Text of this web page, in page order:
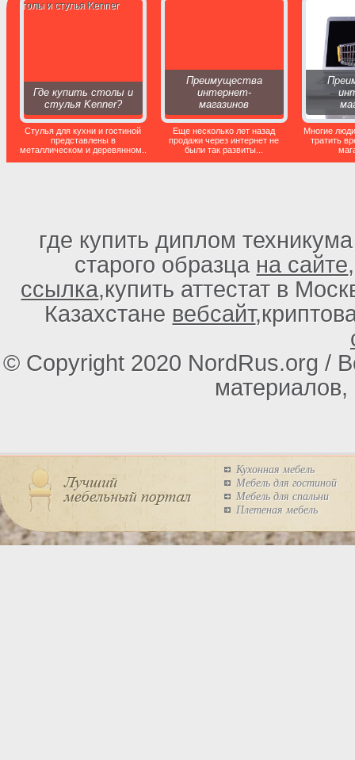
Где купить столы и
стулья Kenner?
Стулья для кухни и гостиной
представлены в
металлическом и деревянном..
Преимущества
интернет-
магазинов
Еще несколько лет назад
продажи через интернет не
были так развиты...
Многие
тратить
где купить диплом
старого образца на сайте
ссылка,купить аттестат в
Казахстане вебсайт
© Copyright 2020 NordRus.org /
материалов,
Кухонная мебель
Мебель для гостиной
Мебель для спальни
Плетеная мебель